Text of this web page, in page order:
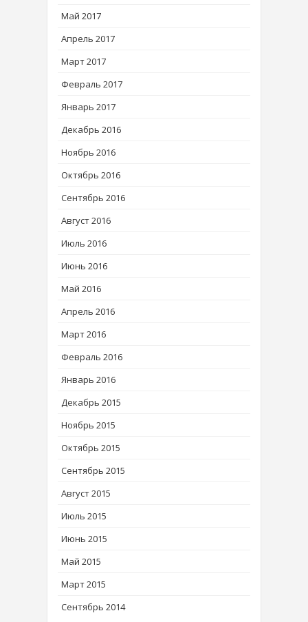
Май 2017
Апрель 2017
Март 2017
Февраль 2017
Январь 2017
Декабрь 2016
Ноябрь 2016
Октябрь 2016
Сентябрь 2016
Август 2016
Июль 2016
Июнь 2016
Май 2016
Апрель 2016
Март 2016
Февраль 2016
Январь 2016
Декабрь 2015
Ноябрь 2015
Октябрь 2015
Сентябрь 2015
Август 2015
Июль 2015
Июнь 2015
Май 2015
Март 2015
Сентябрь 2014